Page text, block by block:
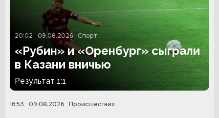
20:02 09.08.2026 Спорт
«Рубин» и «Оренбург» сыграли
в Казани вничью
Результат 1:1
16:53 09.08.2026 Происшествия